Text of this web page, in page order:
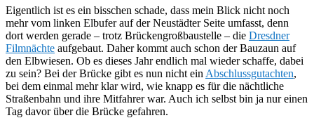
Eigentlich ist es ein bisschen schade, dass mein Blick nicht noch
mehr vom linken Elbufer auf der Neustädter Seite umfasst, denn
dort werden gerade – trotz Brückengroßbaustelle – die Dresdner
Filmnächte aufgebaut. Daher kommt auch schon der Bauzaun auf
den Elbwiesen. Ob es dieses Jahr endlich mal wieder schaffe, dabei
zu sein? Bei der Brücke gibt es nun nicht ein Abschlussgutachten,
bei dem einmal mehr klar wird, wie knapp es für die nächtliche
Straßenbahn und ihre Mitfahrer war. Auch ich selbst bin ja nur einen
Tag davor über die Brücke gefahren.